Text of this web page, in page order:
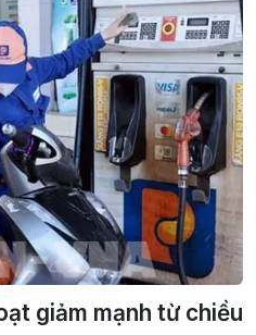
giảm mạnh từ chiều